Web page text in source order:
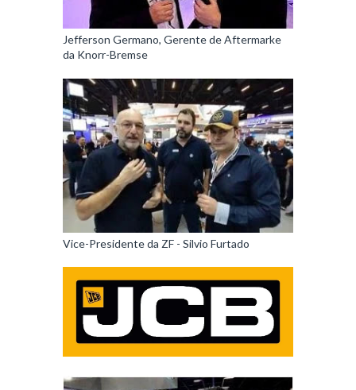
Jefferson Germano, Gerente de Aftermarke
da Knorr-Bremse
Vice-Presidente da ZF - Silvio Furtado